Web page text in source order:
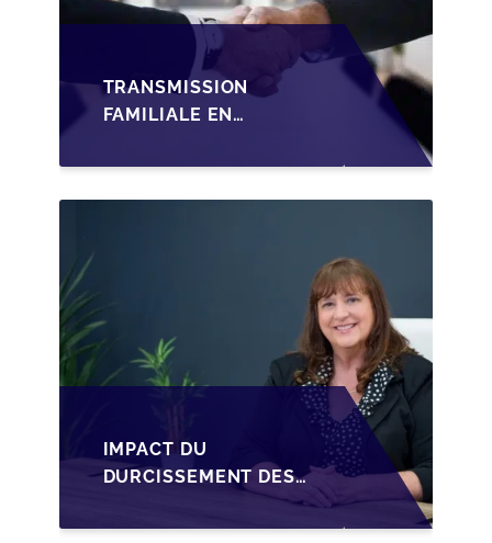
TRANSMISSION
FAMILIALE EN
STRUCTURER LA
CESSION DES PARTS
IMPACT DU
DURCISSEMENT DES
CRÉDIT SUR LA